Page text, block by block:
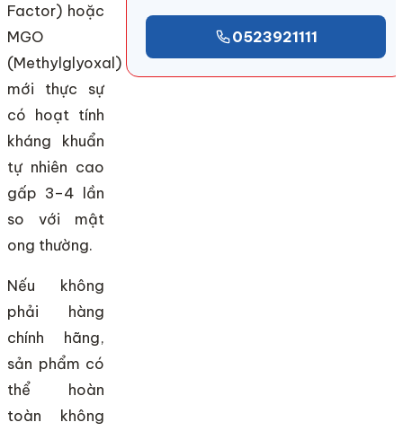
Factor) hoặc
MGO
(Methylglyoxal)
mới thực sự
có hoạt tính
kháng khuẩn
tự nhiên cao
gấp 3–4 lần
so với mật
ong thường.
Nếu không
phải hàng
chính hãng,
sản phẩm có
thể hoàn
toàn không
0523921111